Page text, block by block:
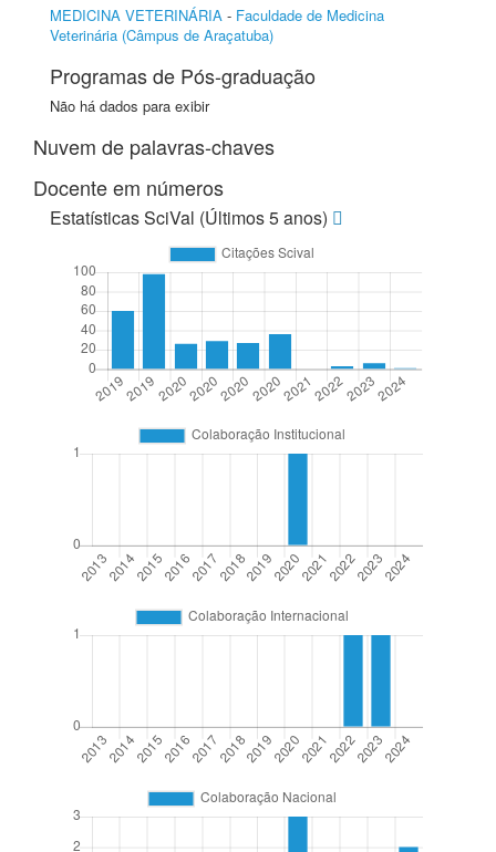
MEDICINA VETERINÁRIA - Faculdade de Medicina
Veterinária (Câmpus de Araçatuba)
Programas de Pós-graduação
Não há dados para exibir
Nuvem de palavras-chaves
Docente em números
Estatísticas SciVal (Últimos 5 anos)